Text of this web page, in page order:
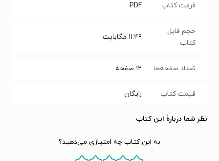
فرمت کتاب PDF
حجم فایل
کتاب
۱۱.۴۹ مگابایت
تعداد صفحه‌ها ۱۲ صفحه
قیمت کتاب رایگان
نظر شما دربارهٔ این کتاب
به این کتاب چه امتیازی می‌دهید؟